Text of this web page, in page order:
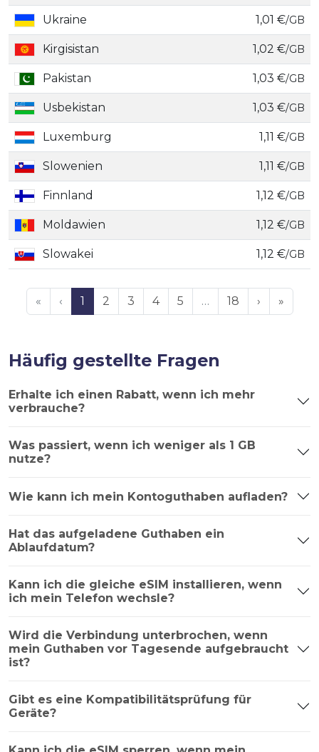
Ukraine 1,01 €/GB
Kirgisistan 1,02 €/GB
Pakistan 1,03 €/GB
Usbekistan 1,03 €/GB
Luxemburg 1,11 €/GB
Slowenien 1,11 €/GB
Finnland 1,12 €/GB
Moldawien 1,12 €/GB
Slowakei 1,12 €/GB
« ‹ 1 2 3 4 5 … 18 › »
Häufig gestellte Fragen
Erhalte ich einen Rabatt, wenn ich mehr
verbrauche?
Was passiert, wenn ich weniger als 1 GB
nutze?
Wie kann ich mein Kontoguthaben aufladen?
Hat das aufgeladene Guthaben ein
Ablaufdatum?
Kann ich die gleiche eSIM installieren, wenn
ich mein Telefon wechsle?
Wird die Verbindung unterbrochen, wenn
mein Guthaben vor Tagesende aufgebraucht
ist?
Gibt es eine Kompatibilitätsprüfung für
Geräte?